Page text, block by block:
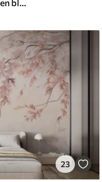
Grene med hvide blomster på en blød beige baggrund
23